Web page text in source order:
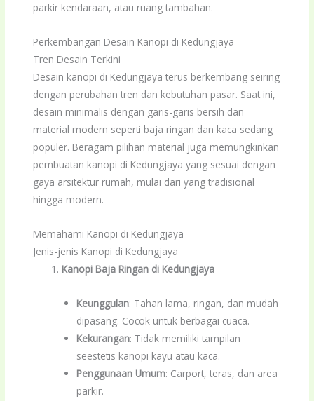
parkir kendaraan, atau ruang tambahan.
Perkembangan Desain Kanopi di Kedungjaya
Tren Desain Terkini
Desain kanopi di Kedungjaya terus berkembang seiring
dengan perubahan tren dan kebutuhan pasar. Saat ini,
desain minimalis dengan garis-garis bersih dan
material modern seperti baja ringan dan kaca sedang
populer. Beragam pilihan material juga memungkinkan
pembuatan kanopi di Kedungjaya yang sesuai dengan
gaya arsitektur rumah, mulai dari yang tradisional
hingga modern.
Memahami Kanopi di Kedungjaya
Jenis-jenis Kanopi di Kedungjaya
Kanopi Baja Ringan di Kedungjaya
Keunggulan: Tahan lama, ringan, dan mudah
dipasang. Cocok untuk berbagai cuaca.
Kekurangan: Tidak memiliki tampilan
seestetis kanopi kayu atau kaca.
Penggunaan Umum: Carport, teras, dan area
parkir.